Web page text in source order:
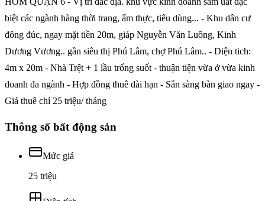
biệt các ngành hàng thời trang, ẩm thực, tiêu dùng... - Khu dân cư
đông đúc, ngay mặt tiền 20m, giáp Nguyễn Văn Luông, Kinh
Dương Vương.. gần siêu thị Phú Lâm, chợ Phú Lâm.. - Diện tich:
4m x 20m - Nhà Trệt + 1 lầu trống suốt - thuận tiện vừa ở vừa kinh
doanh đa ngành - Hợp đồng thuê dài hạn - Sẵn sàng bàn giao ngay -
Giá thuê chỉ 25 triệu/ tháng
Thông số bất động sản
Mức giá
25 triệu